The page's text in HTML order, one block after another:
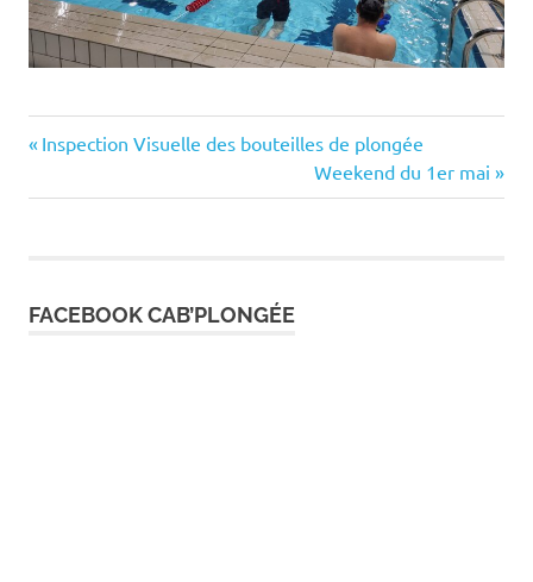
Navigation
de
Previous
Inspection Visuelle des bouteilles de plongée
Next
Post:
Weekend du 1er mai
FACEBOOK CAB’PLONGÉE